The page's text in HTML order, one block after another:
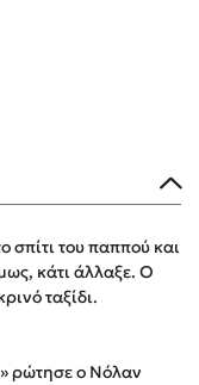
σπίτι του παππού και
κάτι άλλαξε. Ο
ταξίδι.
ρώτησε ο Νόλαν